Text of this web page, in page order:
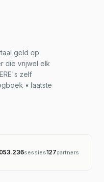
geld op.
die vrijwel elk
zelf
• laatste
sessies127partners